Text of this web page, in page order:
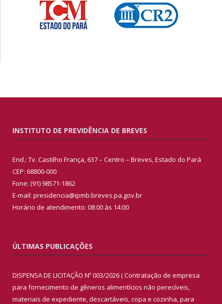
INSTITUTO DE PREVIDÊNCIA DE BREVES
End.: Tv. Castilho França, 637 – Centro – Breves, Estado do Pará
CEP: 68800-000
Fone: (91) 98571-1862
E-mail: presidencia@ipmb.breves.pa.gov.br
Horário de atendimento: 08:00 às 14:00
ÚLTIMAS PUBLICAÇÕES
DISPENSA DE LICITAÇÃO Nº 003/2026 ( Contratação de empresa
para fornecimento de gêneros alimentícios não perecíveis,
materiais de expediente, descartáveis, copa e cozinha, para